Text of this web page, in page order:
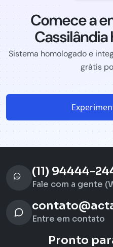
Comece a
Sistema homologado e
grátis
(11) 94444-
Fale com a gente
Entre em contato
Pronto